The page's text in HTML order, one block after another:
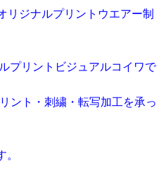
リジナルプリントウエアー制
プリントビジュアルコイワで
ント・刺繍・転写加工を承っ